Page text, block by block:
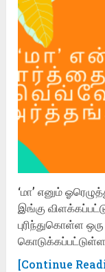
‘மா’ எனும்
இங்கு
புரிந்துகொள்ள
[Continue